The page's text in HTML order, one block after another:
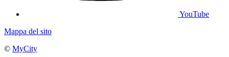
YouTube
Mappa del sito
© MyCity